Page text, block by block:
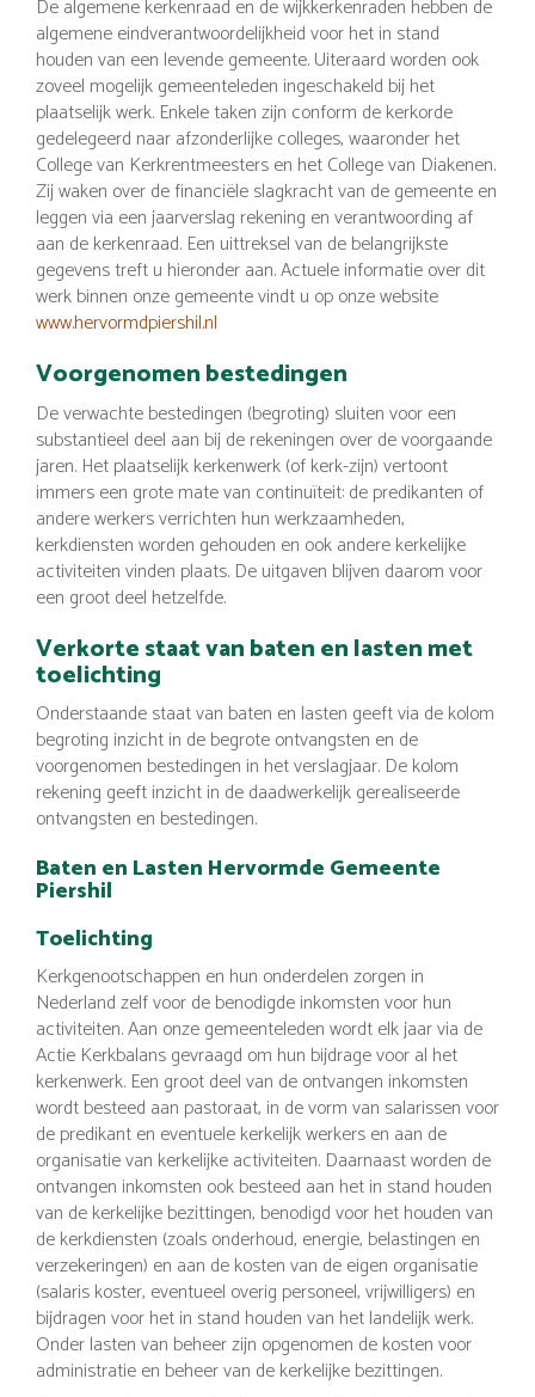
De algemene kerkenraad en de wijkkerkenraden hebben de
algemene eindverantwoordelijkheid voor het in stand
houden van een levende gemeente. Uiteraard worden ook
zoveel mogelijk gemeenteleden ingeschakeld bij het
plaatselijk werk. Enkele taken zijn conform de kerkorde
gedelegeerd naar afzonderlijke colleges, waaronder het
College van Kerkrentmeesters en het College van Diakenen.
Zij waken over de financiële slagkracht van de gemeente en
leggen via een jaarverslag rekening en verantwoording af
aan de kerkenraad. Een uittreksel van de belangrijkste
gegevens treft u hieronder aan. Actuele informatie over dit
werk binnen onze gemeente vindt u op onze website
www.hervormdpiershil.nl
Voorgenomen bestedingen
De verwachte bestedingen (begroting) sluiten voor een
substantieel deel aan bij de rekeningen over de voorgaande
jaren. Het plaatselijk kerkenwerk (of kerk-zijn) vertoont
immers een grote mate van continuïteit: de predikanten of
andere werkers verrichten hun werkzaamheden,
kerkdiensten worden gehouden en ook andere kerkelijke
activiteiten vinden plaats. De uitgaven blijven daarom voor
een groot deel hetzelfde.
Verkorte staat van baten en lasten met
toelichting
Onderstaande staat van baten en lasten geeft via de kolom
begroting inzicht in de begrote ontvangsten en de
voorgenomen bestedingen in het verslagjaar. De kolom
rekening geeft inzicht in de daadwerkelijk gerealiseerde
ontvangsten en bestedingen.
Baten en Lasten Hervormde Gemeente
Piershil
Toelichting
Kerkgenootschappen en hun onderdelen zorgen in
Nederland zelf voor de benodigde inkomsten voor hun
activiteiten. Aan onze gemeenteleden wordt elk jaar via de
Actie Kerkbalans gevraagd om hun bijdrage voor al het
kerkenwerk. Een groot deel van de ontvangen inkomsten
wordt besteed aan pastoraat, in de vorm van salarissen voor
de predikant en eventuele kerkelijk werkers en aan de
organisatie van kerkelijke activiteiten. Daarnaast worden de
ontvangen inkomsten ook besteed aan het in stand houden
van de kerkelijke bezittingen, benodigd voor het houden van
de kerkdiensten (zoals onderhoud, energie, belastingen en
verzekeringen) en aan de kosten van de eigen organisatie
(salaris koster, eventueel overig personeel, vrijwilligers) en
bijdragen voor het in stand houden van het landelijk werk.
Onder lasten van beheer zijn opgenomen de kosten voor
administratie en beheer van de kerkelijke bezittingen.